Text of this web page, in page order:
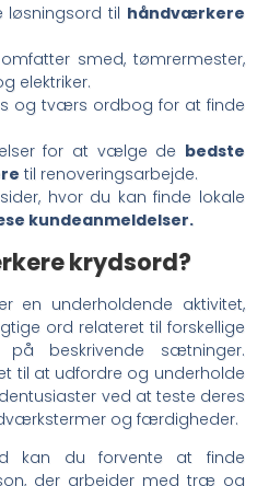
løsningsord til håndværkere
smed, tømrermester,
elektriker.
og tværs ordbog for at finde
for at vælge de bedste
til renoveringsarbejde.
hvor du kan finde lokale
kundeanmeldelser.
krydsord?
en underholdende aktivitet,
ord relateret til forskellige
beskrivende sætninger.
til at udfordre og underholde
ved at teste deres
og færdigheder.
kan du forvente at finde
der arbejder med træ og